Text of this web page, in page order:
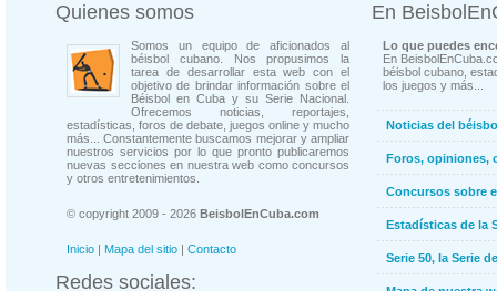
Quienes somos
Somos un equipo de aficionados al
béisbol cubano. Nos propusimos la
tarea de desarrollar esta web con el
objetivo de brindar información sobre el
Béisbol en Cuba y su Serie Nacional.
Ofrecemos noticias, reportajes,
estadísticas, foros de debate, juegos online y mucho
más... Constantemente buscamos mejorar y ampliar
nuestros servicios por lo que pronto publicaremos
nuevas secciones en nuestra web como concursos
y otros entretenimientos.
© copyright 2009 - 2026 BeisbolEnCuba.com
Inicio | Mapa del sitio | Contacto
Redes sociales:
En
Lo que puedes
En
béisbol cubano,
los juegos y más...
Noticias del
Foros, opiniones,
Concursos sobre
Estadísticas de la
Serie 50, la Serie